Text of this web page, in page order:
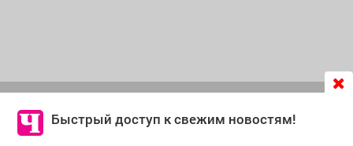
Быстрый доступ к свежим новостям!
согласие на обработку файлов cookie, которые
обеспечивают корректную работу сайта и сбора